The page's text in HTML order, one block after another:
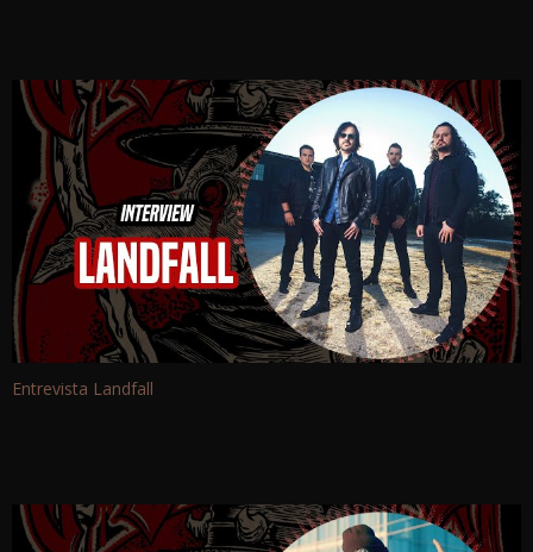
Entrevista Landfall